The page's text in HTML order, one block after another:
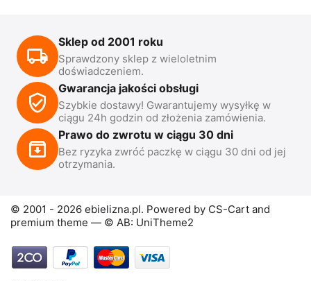
Sklep od 2001 roku
Sprawdzony sklep z wieloletnim
doświadczeniem.
Gwarancja jakości obsługi
Szybkie dostawy! Gwarantujemy wysyłkę w
ciągu 24h godzin od złożenia zamówienia.
Prawo do zwrotu w ciągu 30 dni
Bez ryzyka zwróć paczkę w ciągu 30 dni od jej
otrzymania.
© 2001 - 2026 ebielizna.pl. Powered by CS-Cart and
premium theme — © AB: UniTheme2